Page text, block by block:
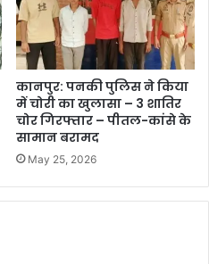
कानपुर: पनकी पुलिस ने किया
में चोरी का खुलासा – 3 शातिर
चोर गिरफ्तार – पीतल-कांसे के
सामान बरामद
May 25, 2026